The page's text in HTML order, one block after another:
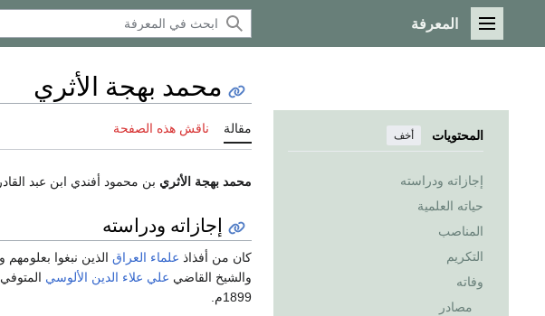
القائمة الرئيسية
المعرفة
المحتويات أخف
إجازاته ودراسته
حياته العلمية
المناصب
التكريم
وفاته
مصادر
محمد بهجة الأثري
مقالة ناقش هذه الصفحة
محمد بهجة الأثري بن محمود أفندي ابن عبد
إجازاته ودراسته
كان من أفذاذ علماء العراق الذين نبغوا
والشيخ القاضي علي علاء الدين الألوسي المتوفي 1921م. ودرس على يد علماء
1899م.